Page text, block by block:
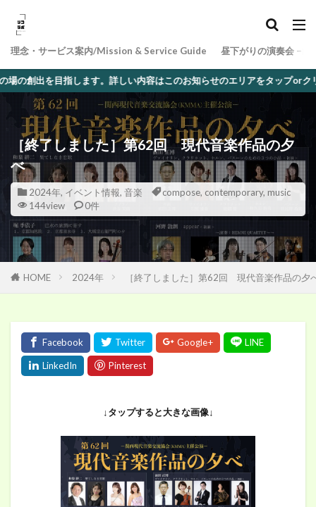
理念・サービス案内/Mission & Service Guide 昼下がりの演奏会 −
す。詳しい内容はこのお知らせのエリアをタップorクリック
［終了しました］第62回 現代音楽作品の夕
べ
2024年, イベント情報, 音楽 compose, contemporary, music
144view
0件
HOME 2024年 ［終了しました］第62回 現代音楽作品の夕
↓タップすると大きな画像↓